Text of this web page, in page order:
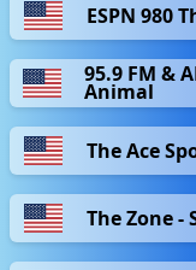
ESPN 980
95.9 FM &
Animal
The Ace
The Zone -